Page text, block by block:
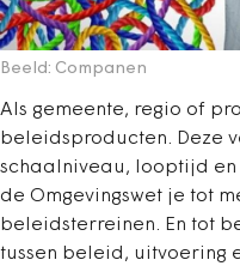
Beeld: Companen
Als gemeente, regio of
beleidsproducten. Deze
schaalniveau, looptijd
de Omgevingswet je tot
beleidsterreinen. En tot
tussen beleid, uitvoering